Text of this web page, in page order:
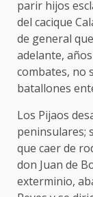
parir hijos
del cacique
de general
adelante,
combates, no
batallones
Los Pijaos
peninsulares;
que caer de
don Juan de
exterminio,